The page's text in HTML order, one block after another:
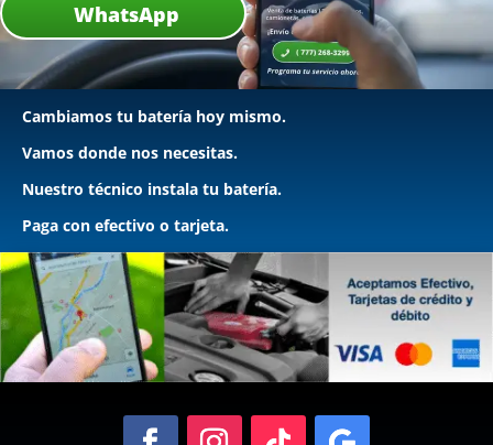
WhatsApp
Cambiamos tu batería hoy mismo.
Vamos donde nos necesitas.
Nuestro técnico instala tu batería.
Paga con efectivo o tarjeta.